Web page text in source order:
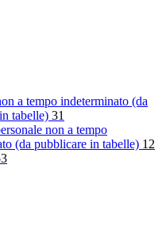
a tempo indeterminato (da
tabelle) 31
non a tempo
(da pubblicare in tabelle) 12